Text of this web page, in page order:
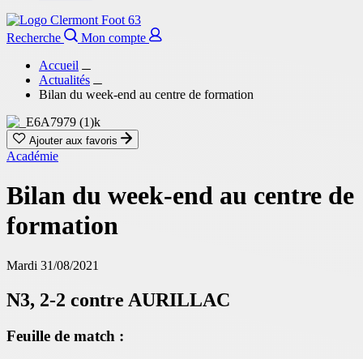
Recherche
Mon compte
Accueil
Actualités
Bilan du week-end au centre de formation
Ajouter aux favoris
Académie
Bilan du week-end au centre de
formation
Mardi 31/08/2021
N3, 2-2 contre AURILLAC
Feuille de match :